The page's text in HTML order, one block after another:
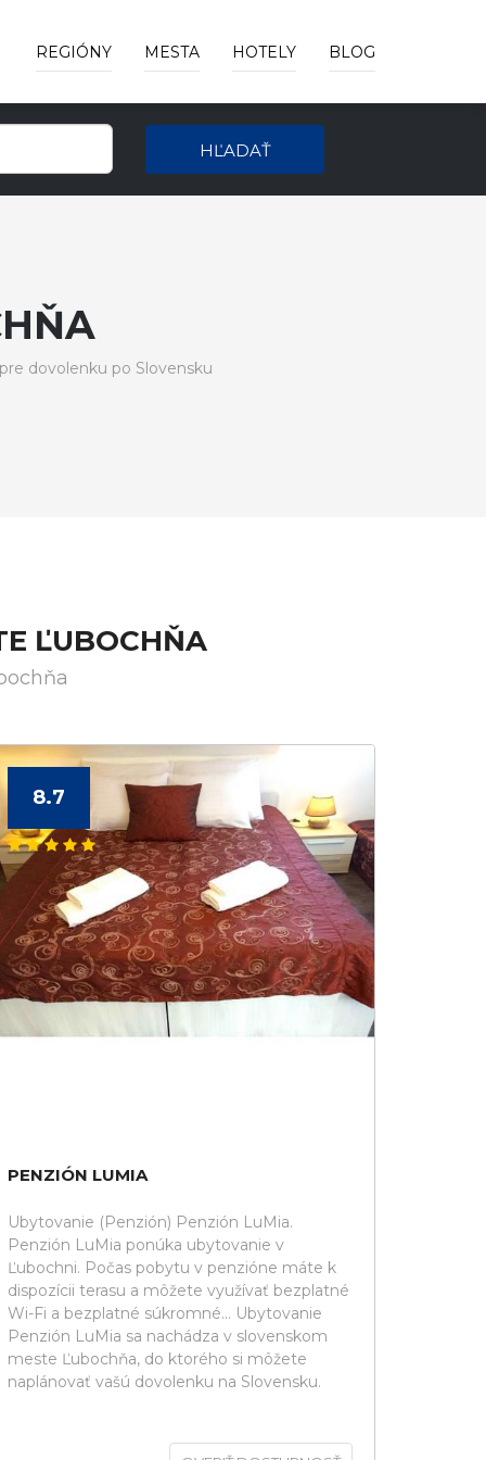
REGIÓNY MESTA HOTELY BLOG
HĽADAŤ
dovolenku po Slovensku
ĽUBOCHŇA
8.7
PENZIÓN LUMIA
Ubytovanie (Penzión) Penzión LuMia.
Penzión LuMia ponúka ubytovanie v
Ľubochni. Počas pobytu v penzióne máte k
dispozícii terasu a môžete využívať bezplatné
Wi-Fi a bezplatné súkromné... Ubytovanie
Penzión LuMia sa nachádza v slovenskom
meste Ľubochňa, do ktorého si môžete
naplánovať vašú dovolenku na Slovensku.